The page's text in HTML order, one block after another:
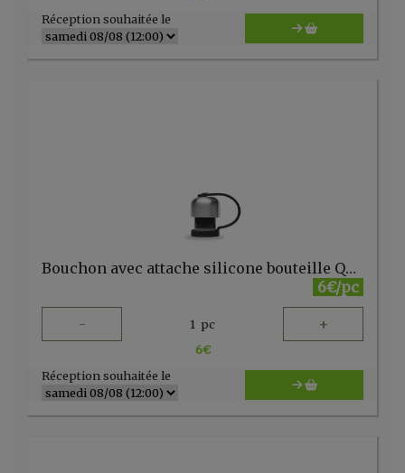
Réception souhaitée le
Bouchon avec attache silicone bouteille Qwetch 260-500ml noir
6€/pc
- 1 pc +
6€
Réception souhaitée le